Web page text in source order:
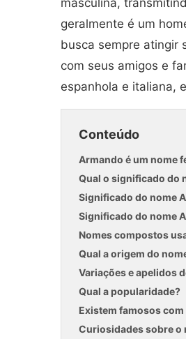
masculina,
geralmente é um
busca sempre atingir
com seus amigos e
espanhola e italiana,
Conteúdo
Armando é um nome
Qual o significado do
Significado do nome
Significado do nome
Nomes compostos
Qual a origem do
Variações e apelidos
Qual a popularidade?
Existem famosos com
Curiosidades sobre o